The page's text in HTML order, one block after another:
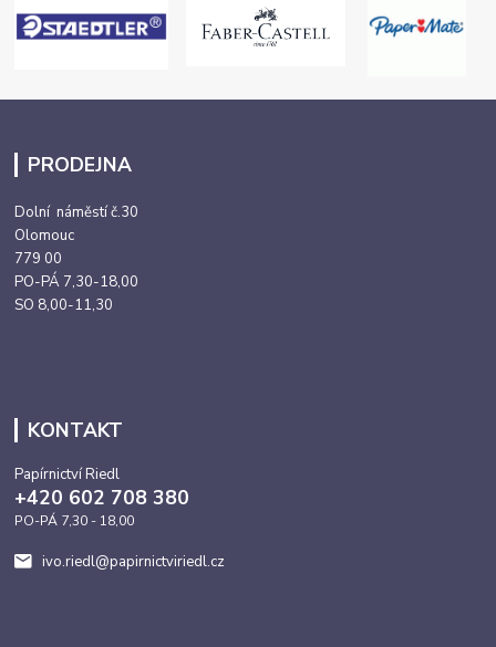
PRODEJNA
Dolní náměstí č.30
Olomouc
779 00
PO-PÁ 7,30-18,00
SO 8,00-11,30
KONTAKT
Papírnictví Riedl
+420 602 708 380
PO-PÁ 7,30 - 18,00
ivo.riedl@papirnictviriedl.cz